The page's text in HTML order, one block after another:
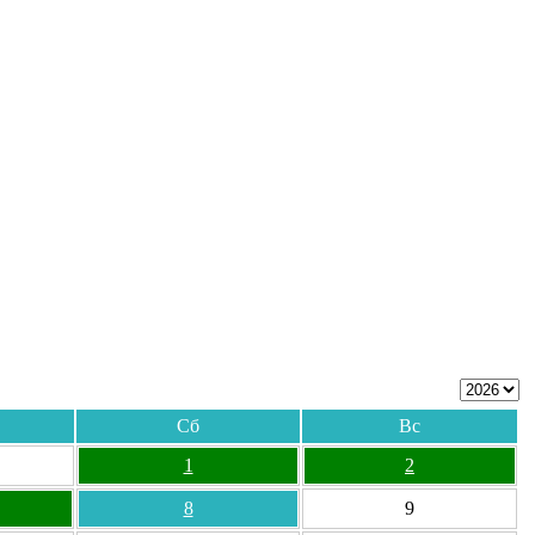
Сб
Вс
1
2
8 9